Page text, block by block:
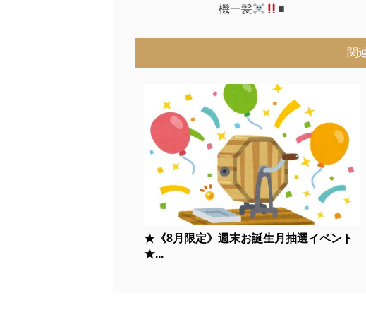
機一髪
■
関
★《8月限定》週末お誕生月抽選イベント
★...